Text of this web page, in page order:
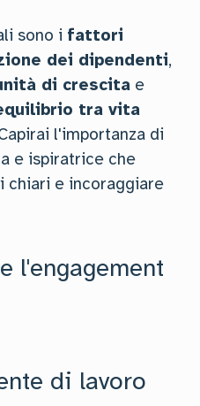
sono i fattori
dei dipendenti,
di crescita e
tra vita
l'importanza di
e ispiratrice che
chiari e incoraggiare
l'engagement
di lavoro